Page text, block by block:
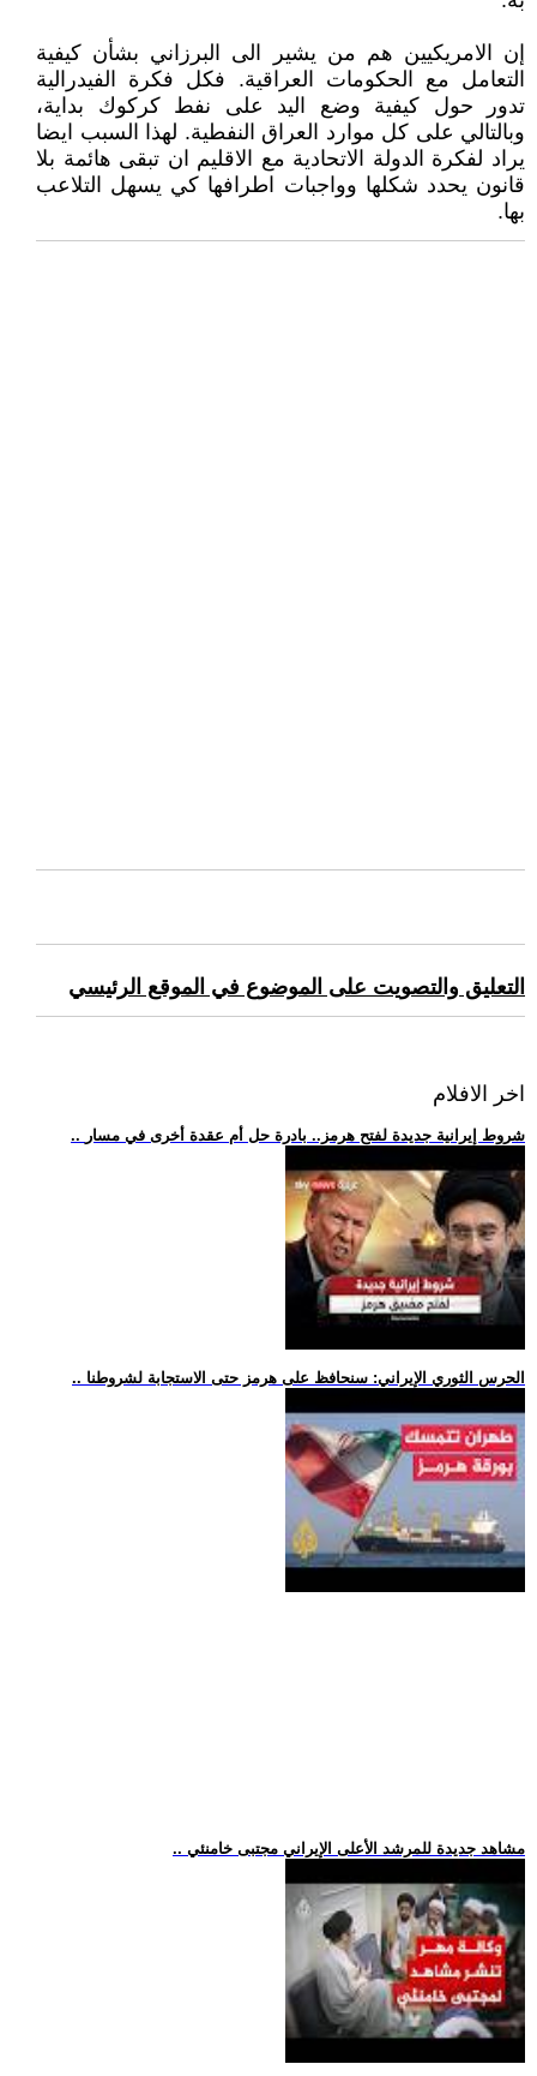
إن الامريكيين هم من يشير الى البرزاني بشأن كيفية
التعامل مع الحكومات العراقية. فكل فكرة الفيدرالية
تدور حول كيفية وضع اليد على نفط كركوك بداية،
وبالتالي على كل موارد العراق النفطية. لهذا السبب ايضا
يراد لفكرة الدولة الاتحادية مع الاقليم ان تبقى هائمة بلا
قانون يحدد شكلها وواجبات اطرافها كي يسهل التلاعب
بها.
التعليق والتصويت على الموضوع في الموقع الرئيسي
اخر الافلام
.. شروط إيرانية جديدة لفتح هرمز.. بادرة حل أم عقدة أخرى في مسار
.. الحرس الثوري الإيراني: سنحافظ على هرمز حتى الاستجابة لشروطنا
.. مشاهد جديدة للمرشد الأعلى الإيراني مجتبى خامنئي